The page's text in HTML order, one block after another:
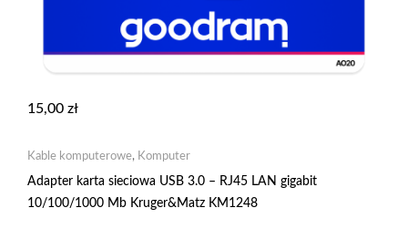
15,00 zł
Kable komputerowe, Komputer
Adapter karta sieciowa USB 3.0 – RJ45 LAN gigabit
10/100/1000 Mb Kruger&Matz KM1248